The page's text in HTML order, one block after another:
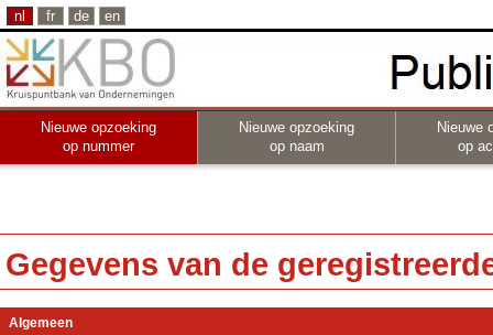
nl fr de en
Nieuwe opzoeking
op nummer
Nieuwe opzoeking
op naam
Nieuwe
op
Gegevens van de
Algemeen